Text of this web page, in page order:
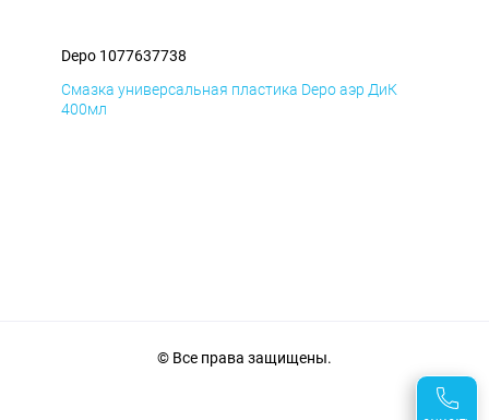
Depo 1077637738
Смазка универсальная пластика Depo аэр ДиК
400мл
© Все права защищены.